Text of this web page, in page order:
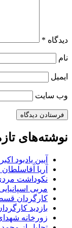
دیدگاه *
نام
ایمیل
وب‌ سایت
نوشته‌های
آیین یادبود
آریا
نکوداشت مردی
مربی
کارگردان
بازدید
زورخانه